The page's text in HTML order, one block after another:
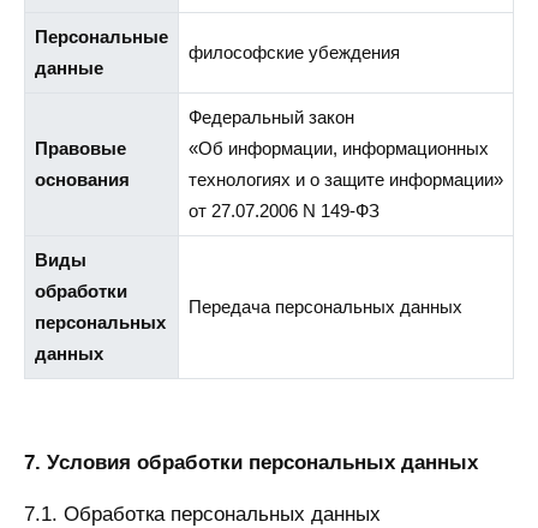
Персональные
данные
философские убеждения
Правовые
основания
Федеральный закон
«Об информации, информационных
технологиях и о защите информации»
от 27.07.2006 N 149-ФЗ
Виды
обработки
персональных
данных
Передача персональных данных
7. Условия обработки персональных данных
7.1. Обработка персональных данных